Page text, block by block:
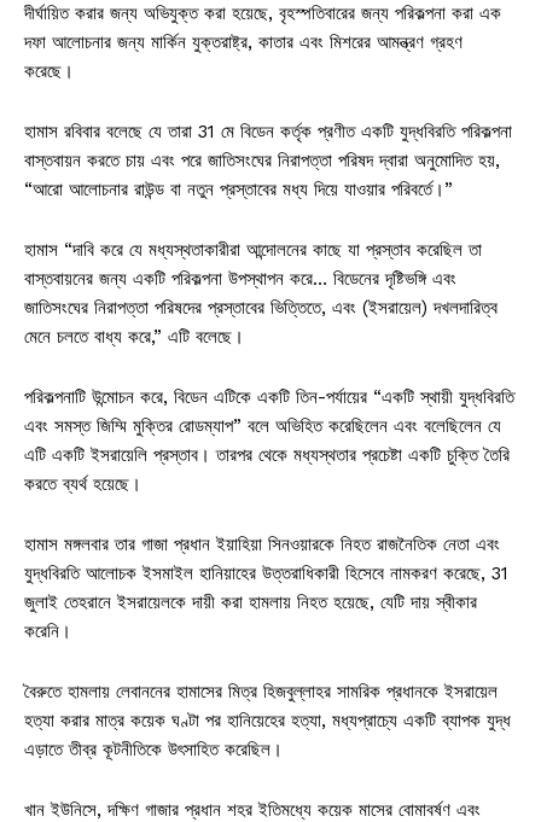
দীর্ঘায়িত করার জন্য অভিযুক্ত করা হয়েছে, বৃহস্পতিবারের জন্য পরিকল্পনা করা এক
দফা আলোচনার জন্য মার্কিন যুক্তরাষ্ট্র, কাতার এবং মিশরের আমন্ত্রণ গ্রহণ
করেছে।
হামাস রবিবার বলেছে যে তারা 31 মে বিডেন কর্তৃক প্রণীত একটি যুদ্ধবিরতি পরিকল্পনা
বাস্তবায়ন করতে চায় এবং পরে জাতিসংঘের নিরাপত্তা পরিষদ দ্বারা অনুমোদিত হয়,
“আরো আলোচনার রাউন্ড বা নতুন প্রস্তাবের মধ্য দিয়ে যাওয়ার পরিবর্তে।”
হামাস “দাবি করে যে মধ্যস্থতাকারীরা আন্দোলনের কাছে যা প্রস্তাব করেছিল তা
বাস্তবায়নের জন্য একটি পরিকল্পনা উপস্থাপন করে… বিডেনের দৃষ্টিভঙ্গি এবং
জাতিসংঘের নিরাপত্তা পরিষদের প্রস্তাবের ভিত্তিতে, এবং (ইসরায়েল) দখলদারিত্ব
মেনে চলতে বাধ্য করে,” এটি বলেছে।
পরিকল্পনাটি উন্মোচন করে, বিডেন এটিকে একটি তিন-পর্যায়ের “একটি স্থায়ী যুদ্ধবিরতি
এবং সমস্ত জিম্মি মুক্তির রোডম্যাপ” বলে অভিহিত করেছিলেন এবং বলেছিলেন যে
এটি একটি ইসরায়েলি প্রস্তাব। তারপর থেকে মধ্যস্থতার প্রচেষ্টা একটি চুক্তি তৈরি
করতে ব্যর্থ হয়েছে।
হামাস মঙ্গলবার তার গাজা প্রধান ইয়াহিয়া সিনওয়ারকে নিহত রাজনৈতিক নেতা এবং
যুদ্ধবিরতি আলোচক ইসমাইল হানিয়াহের উত্তরাধিকারী হিসেবে নামকরণ করেছে, 31
জুলাই তেহরানে ইসরায়েলকে দায়ী করা হামলায় নিহত হয়েছে, যেটি দায় স্বীকার
করেনি।
বৈরুতে হামলায় লেবাননের হামাসের মিত্র হিজবুল্লাহর সামরিক প্রধানকে ইসরায়েল
হত্যা করার মাত্র কয়েক ঘণ্টা পর হানিয়েহের হত্যা, মধ্যপ্রাচ্যে একটি ব্যাপক যুদ্ধ
এড়াতে তীব্র কূটনীতিকে উৎসাহিত করেছিল।
খান ইউনিসে, দক্ষিণ গাজার প্রধান শহর ইতিমধ্যে কয়েক মাসের বোমাবর্ষণ এবং